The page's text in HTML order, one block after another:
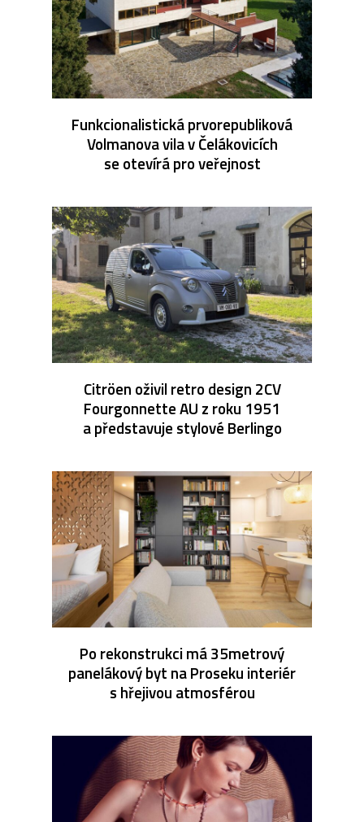
Funkcionalistická prvorepubliková
Volmanova vila v Čelákovicích
se otevírá pro veřejnost
Citröen oživil retro design 2CV
Fourgonnette AU z roku 1951
a představuje stylové Berlingo
Po rekonstrukci má 35metrový
panelákový byt na Proseku interiér
s hřejivou atmosférou